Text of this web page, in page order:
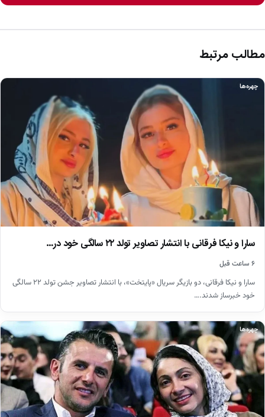
مطالب مرتبط
چهره‌ها
سارا و نیکا فرقانی با انتشار تصاویر تولد ۲۲ سالگی خود در…
۶ ساعت قبل
سارا و نیکا فرقانی، دو بازیگر سریال «پایتخت»، با انتشار تصاویر جشن تولد ۲۲ سالگی
خود خبرساز شدند.…
چهره‌ها